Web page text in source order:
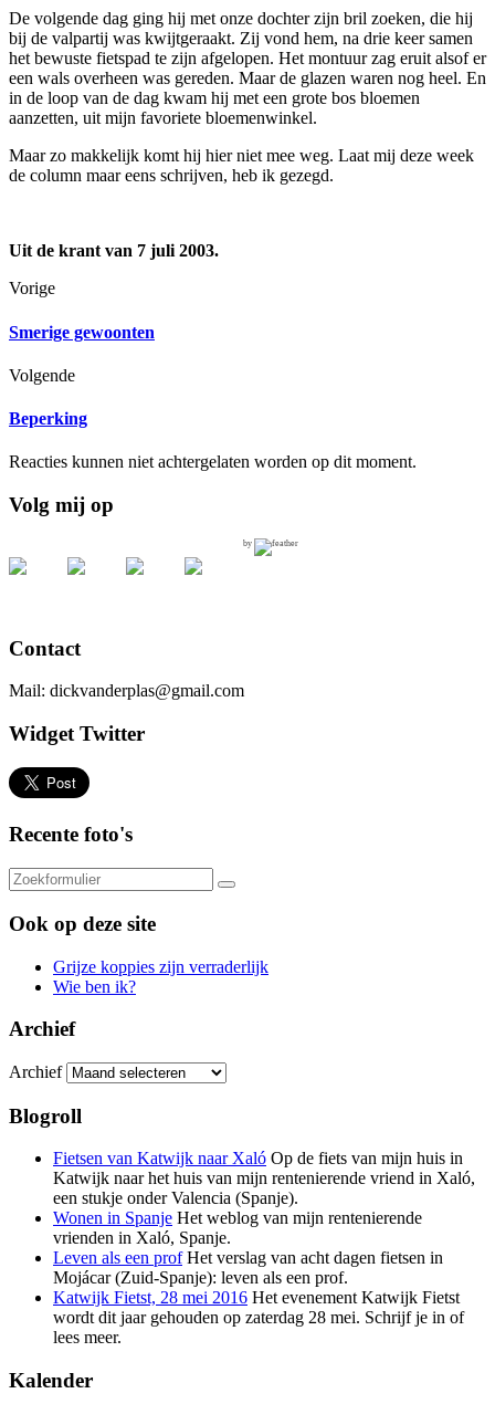
De volgende dag ging hij met onze dochter zijn bril zoeken, die hij
bij de valpartij was kwijtgeraakt. Zij vond hem, na drie keer samen
het bewuste fietspad te zijn afgelopen. Het montuur zag eruit alsof er
een wals overheen was gereden. Maar de glazen waren nog heel. En
in de loop van de dag kwam hij met een grote bos bloemen
aanzetten, uit mijn favoriete bloemenwinkel.
Maar zo makkelijk komt hij hier niet mee weg. Laat mij deze week
de column maar eens schrijven, heb ik gezegd.
Uit de krant van 7 juli 2003.
Vorige
Smerige gewoonten
Volgende
Beperking
Reacties kunnen niet achtergelaten worden op dit moment.
Volg mij op
by
Contact
Mail: dickvanderplas@gmail.com
Widget Twitter
Recente foto's
Ook op deze site
Grijze koppies zijn verraderlijk
Wie ben ik?
Archief
Archief
Blogroll
Fietsen van Katwijk naar Xaló Op de fiets van mijn huis in
Katwijk naar het huis van mijn rentenierende vriend in Xaló,
een stukje onder Valencia (Spanje).
Wonen in Spanje Het weblog van mijn rentenierende
vrienden in Xaló, Spanje.
Leven als een profHet verslag van acht dagen fietsen in
Mojácar (Zuid-Spanje): leven als een prof.
Katwijk Fietst, 28 mei 2016 Het evenement Katwijk Fietst
wordt dit jaar gehouden op zaterdag 28 mei. Schrijf je in of
lees meer.
Kalender